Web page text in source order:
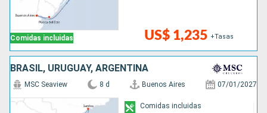
Comidas incluidas US$ 1,235 +Tasas
BRASIL, URUGUAY, ARGENTINA
MSC Seaview 8 d Buenos Aires 07/01/2027
Comidas incluidas